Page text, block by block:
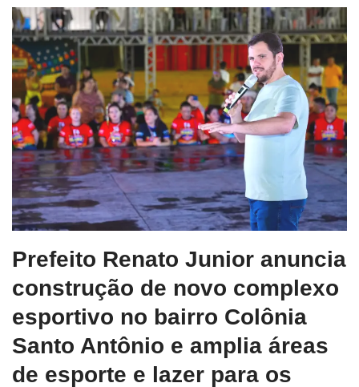
Prefeito Renato Junior anuncia
construção de novo complexo
esportivo no bairro Colônia
Santo Antônio e amplia áreas
de esporte e lazer para os